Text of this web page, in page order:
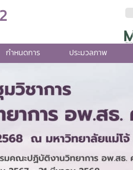
กำหนดการ ประมวลภาพ